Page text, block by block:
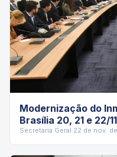
Modernização do
Brasília 20, 21 e 22/
Secretaria Geral·22 de nov.